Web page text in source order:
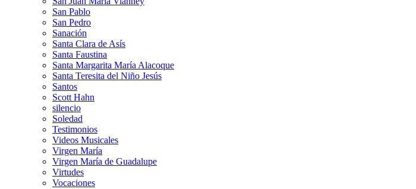
San Pablo
San Pedro
Sanación
Santa Clara de Asís
Santa Faustina
Santa Margarita María Alacoque
Santa Teresita del Niño Jesús
Santos
Scott Hahn
silencio
Soledad
Testimonios
Videos Musicales
Virgen María
Virgen María de Guadalupe
Virtudes
Vocaciones